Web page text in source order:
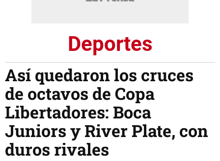
Deportes
Así quedaron los cruces
de octavos de Copa
Libertadores: Boca
Juniors y River Plate, con
duros rivales